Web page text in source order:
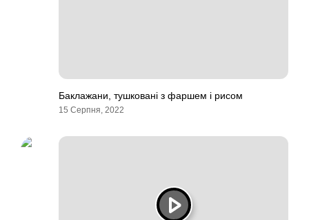
Баклажани, тушковані з фаршем і рисом
15 Серпня, 2022